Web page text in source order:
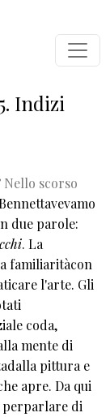
Indizi
Nello scorso
due parole:
. La
familiaritàcon
l'arte. Gli
coda,
mente di
pittura e
apre. Da qui
di